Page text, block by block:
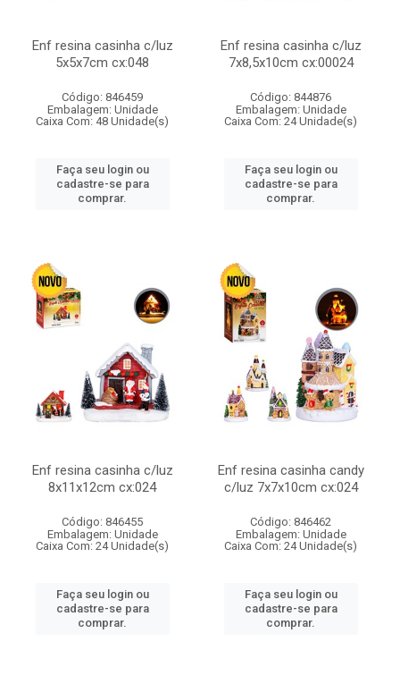
Enf resina casinha c/luz
5x5x7cm cx:048
Código: 846459
Embalagem: Unidade
Caixa Com: 48 Unidade(s)
Faça seu login ou
cadastre-se para
comprar.
Enf resina casinha c/luz
7x8,5x10cm cx:00024
Código: 844876
Embalagem: Unidade
Caixa Com: 24 Unidade(s)
Faça seu login ou
cadastre-se para
comprar.
Enf resina casinha c/luz
8x11x12cm cx:024
Código: 846455
Embalagem: Unidade
Caixa Com: 24 Unidade(s)
Faça seu login ou
cadastre-se para
comprar.
Enf resina casinha candy
c/luz 7x7x10cm cx:024
Código: 846462
Embalagem: Unidade
Caixa Com: 24 Unidade(s)
Faça seu login ou
cadastre-se para
comprar.